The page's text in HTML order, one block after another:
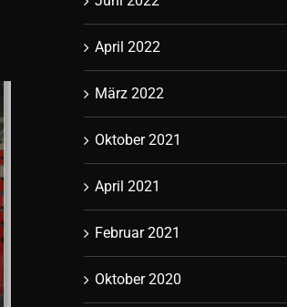
April 2022
März 2022
Oktober 2021
April 2021
Februar 2021
Oktober 2020